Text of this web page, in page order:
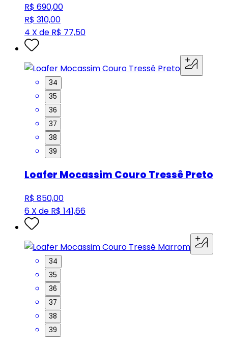
R$ 690,00
R$ 310,00
4 X de R$ 77,50
34
35
36
37
38
39
Loafer Mocassim Couro Tressê Preto
R$ 850,00
6 X de R$ 141,66
34
35
36
37
38
39